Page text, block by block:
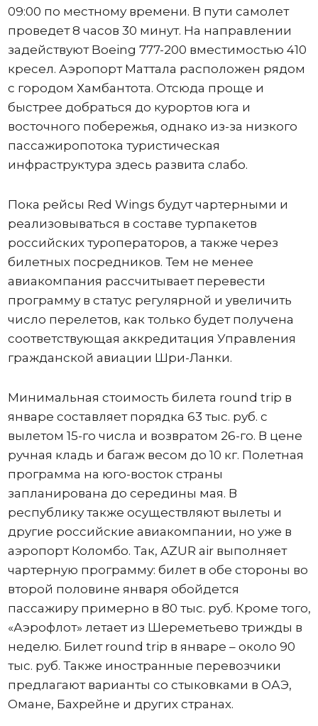
09:00 по местному времени. В пути самолет
проведет 8 часов 30 минут. На направлении
задействуют Boeing 777-200 вместимостью 410
кресел. Аэропорт Маттала расположен рядом
с городом Хамбантота. Отсюда проще и
быстрее добраться до курортов юга и
восточного побережья, однако из-за низкого
пассажиропотока туристическая
инфраструктура здесь развита слабо.
Пока рейсы Red Wings будут чартерными и
реализовываться в составе турпакетов
российских туроператоров, а также через
билетных посредников. Тем не менее
авиакомпания рассчитывает перевести
программу в статус регулярной и увеличить
число перелетов, как только будет получена
соответствующая аккредитация Управления
гражданской авиации Шри-Ланки.
Минимальная стоимость билета round trip в
январе составляет порядка 63 тыс. руб. с
вылетом 15-го числа и возвратом 26-го. В цене
ручная кладь и багаж весом до 10 кг. Полетная
программа на юго-восток страны
запланирована до середины мая. В
республику также осуществляют вылеты и
другие российские авиакомпании, но уже в
аэропорт Коломбо. Так, AZUR air выполняет
чартерную программу: билет в обе стороны во
второй половине января обойдется
пассажиру примерно в 80 тыс. руб. Кроме того,
«Аэрофлот» летает из Шереметьево трижды в
неделю. Билет round trip в январе – около 90
тыс. руб. Также иностранные перевозчики
предлагают варианты со стыковками в ОАЭ,
Омане, Бахрейне и других странах.